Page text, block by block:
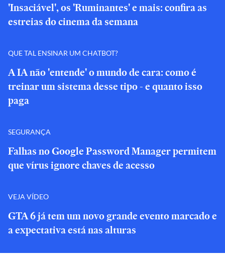
'Insaciável', os 'Ruminantes' e mais: confira as
estreias do cinema da semana
QUE TAL ENSINAR UM CHATBOT?
A IA não 'entende' o mundo de cara: como é
treinar um sistema desse tipo - e quanto isso
paga
SEGURANÇA
Falhas no Google Password Manager permitem
que vírus ignore chaves de acesso
VEJA VÍDEO
GTA 6 já tem um novo grande evento marcado e
a expectativa está nas alturas